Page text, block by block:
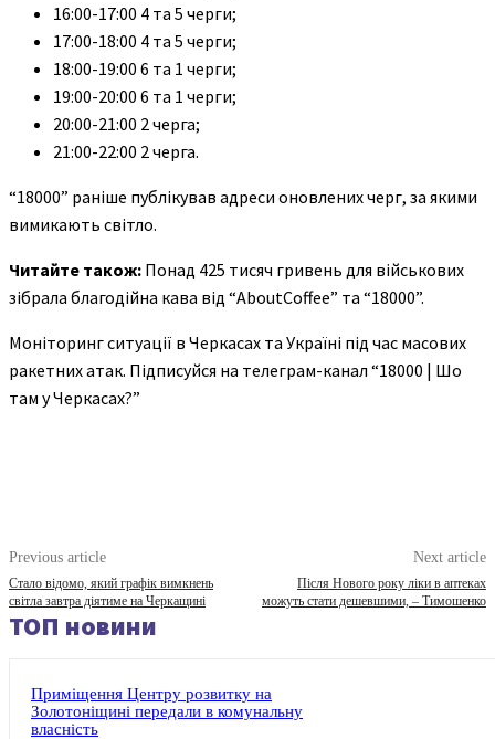
16:00-17:00 4 та 5 черги;
17:00-18:00 4 та 5 черги;
18:00-19:00 6 та 1 черги;
19:00-20:00 6 та 1 черги;
20:00-21:00 2 черга;
21:00-22:00 2 черга.
“18000” раніше публікував адреси оновлених черг, за якими
вимикають світло.
Читайте також: Понад 425 тисяч гривень для військових
зібрала благодійна кава від “AboutCoffee” та “18000”.
Моніторинг ситуації в Черкасах та Україні під час масових
ракетних атак. Підписуйся на телеграм-канал “18000 | Шо
там у Черкасах?”
Previous article
Стало відомо, який графік вимкнень
світла завтра діятиме на Черкащині
Next article
Після Нового року ліки в аптеках
можуть стати дешевшими, – Тимошенко
ТОП новини
Приміщення Центру розвитку на
Золотоніщині передали в комунальну
власність